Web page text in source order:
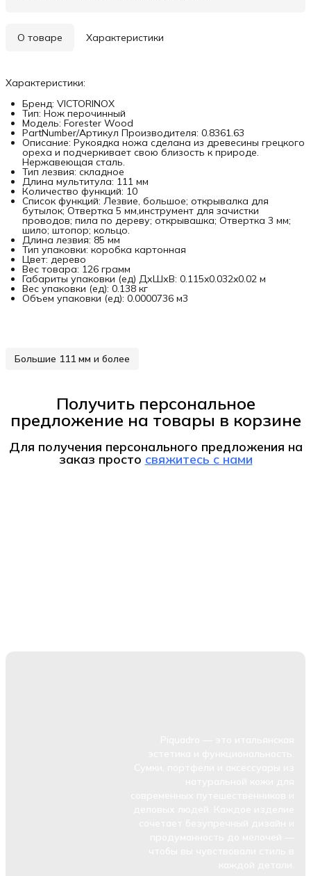
О товаре Характеристики
Характеристики:
Бренд: VICTORINOX
Тип: Нож перочинный
Модель: Forester Wood
PartNumber/Артикул Производителя: 0.8361.63
Описание: Рукоядка ножа сделана из древесины грецкого
ореха и подчеркивает свою близость к природе.
Нержавеющая сталь.
Тип лезвия: складное
Длина мультитула: 111 мм
Количество функций: 10
Список функций: Лезвие, большое; открывалка для
бутылок; Отвертка 5 мм,инструмент для зачистки
проводов; пила по дереву; открывашка; Отвертка 3 мм;
шило; штопор; кольцо.
Длина лезвия: 85 мм
Тип упаковки: коробка картонная
Цвет: дерево
Вес товара: 126 грамм
Габариты упаковки (ед) ДхШхВ: 0.115x0.032x0.02 м
Вес упаковки (ед): 0.138 кг
Объем упаковки (ед): 0.0000736 м3
Большие 111 мм и более
Получить персональное
предложение на товары в корзине
Для получения персонального предложения на
заказ просто свяжитесь с нами